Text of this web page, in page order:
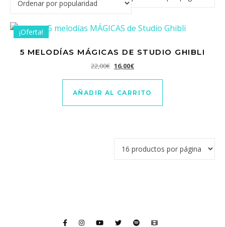
¡Oferta!
5 MELODÍAS MÁGICAS DE STUDIO GHIBLI
22,00€ El precio original era: 22,00€.
16,00€El precio actual es: 16,00€.
AÑADIR AL CARRITO